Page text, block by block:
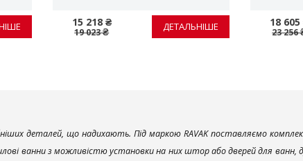
15 218 ₴
19 023 ₴ ДЕТАЛЬНІШЕ 18 605
23 256
деталей, що надихають. Під маркою RAVAK поставляємо
ванни з можливістю установки на них штор або дверей для ванн,